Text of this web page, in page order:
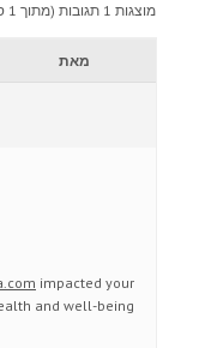
מוצגות 1 תגובות (מתוך 1 סה״כ)
מאת
impacted your
and well-being?